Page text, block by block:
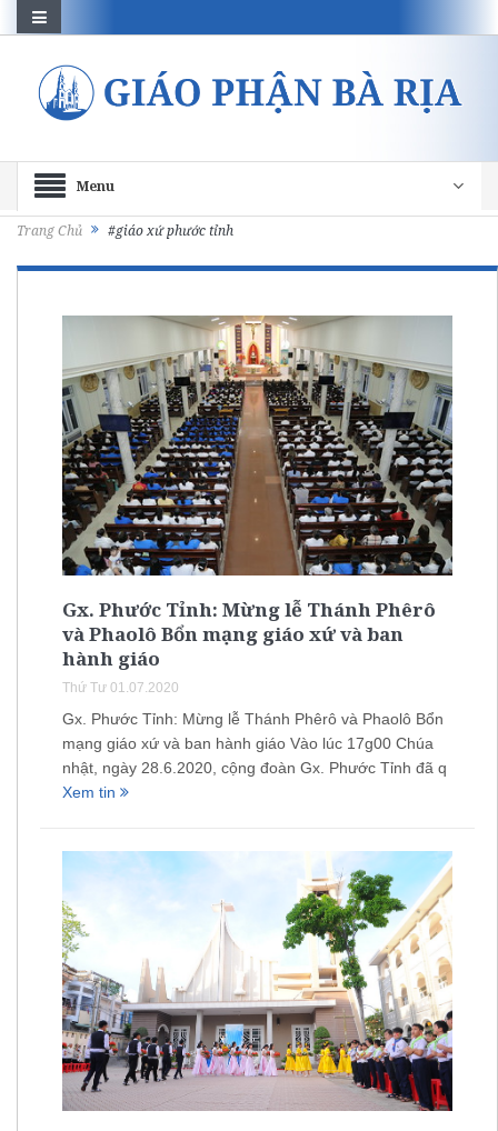
Menu
Trang Chủ #giáo xứ phước tỉnh
Gx. Phước Tỉnh: Mừng lễ Thánh Phêrô
và Phaolô Bổn mạng giáo xứ và ban
hành giáo
Thứ Tư 01.07.2020
Gx. Phước Tỉnh: Mừng lễ Thánh Phêrô và Phaolô Bổn
mạng giáo xứ và ban hành giáo Vào lúc 17g00 Chúa
nhật, ngày 28.6.2020, cộng đoàn Gx. Phước Tỉnh đã q
Xem tin